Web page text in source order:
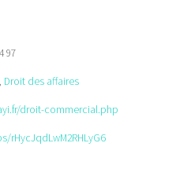
97
, Droit des affaires
droit-commercial.php